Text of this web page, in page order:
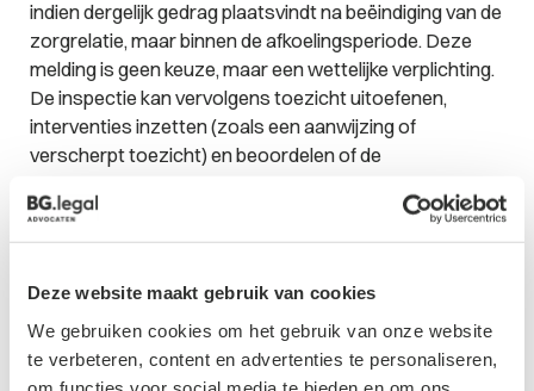
Deze website maakt gebruik van cookies
We gebruiken cookies om het gebruik van onze website
te verbeteren, content en advertenties te personaliseren,
indien dergelijk gedrag plaatsvindt na beëindiging van de
zorgrelatie, maar binnen de afkoelingsperiode. Deze
melding is geen keuze, maar een wettelijke verplichting.
De inspectie kan vervolgens toezicht uitoefenen,
interventies inzetten (zoals een aanwijzing of
verscherpt toezicht) en beoordelen of de
Indien een zorginstelling deze meldingsplicht niet
naleeft, kan de inspectie een bestuurlijke boete
maar ook ieder ander persoon van een zorginstelling
die tegenover een cliënt een vorm van seksueel
grensoverschrijdend gedrag heeft vertoond.